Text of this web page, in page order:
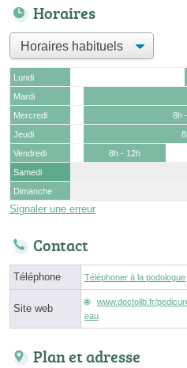
Horaires
Lundi
Mardi
Mercredi
8h
Jeudi
Vendredi
8h - 12h
Samedi
Dimanche
Signaler une erreur
Contact
Téléphone Téléphoner à la podologue
Site web
www.doctolib.fr/
eau
Plan et adresse